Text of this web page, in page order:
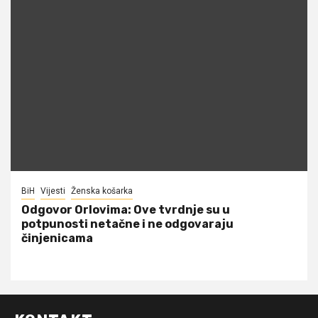
BiH Vijesti Ženska košarka
Odgovor Orlovima: ​Ove tvrdnje su u
potpunosti netačne i ne odgovaraju
činjenicama